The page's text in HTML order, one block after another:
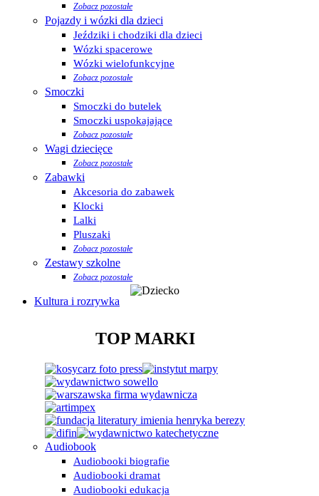
Zobacz pozostałe
Pojazdy i wózki dla dzieci
Jeździki i chodziki dla dzieci
Wózki spacerowe
Wózki wielofunkcyjne
Zobacz pozostałe
Smoczki
Smoczki do butelek
Smoczki uspokajające
Zobacz pozostałe
Wagi dziecięce
Zobacz pozostałe
Zabawki
Akcesoria do zabawek
Klocki
Lalki
Pluszaki
Zobacz pozostałe
Zestawy szkolne
Zobacz pozostałe
Kultura i rozrywka
TOP MARKI
Audiobook
Audiobooki biografie
Audiobooki dramat
Audiobooki edukacja